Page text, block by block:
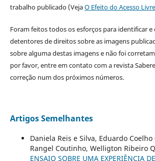
trabalho publicado (VejaO Efeito do Acesso Livre
Foram feitos todos os esforços para identificar e
detentores de direitos sobre as imagens
sobre alguma destas imagens e não foi
por favor, entre em contato com a revista
correção num dos próximos números.
Artigos Semelhantes
Daniela Reis e Silva, Eduardo Coelho
Rangel Coutinho, Welligton Ribeiro
ENSAIO SOBRE UMA EXPERIÊNCIA